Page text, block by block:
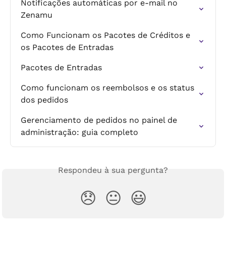
Notificações automáticas por e-mail no
Zenamu
Como Funcionam os Pacotes de Créditos e
os Pacotes de Entradas
Pacotes de Entradas
Como funcionam os reembolsos e os status
dos pedidos
Gerenciamento de pedidos no painel de
administração: guia completo
Respondeu à sua pergunta?
😞 😐 😃